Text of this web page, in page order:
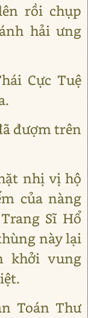
rồi chụp
hải ưng
Cực Tuệ
đượm trên
nhị vị hộ
của nàng
Sĩ Hổ
này lại
khởi vung
Toán Thư